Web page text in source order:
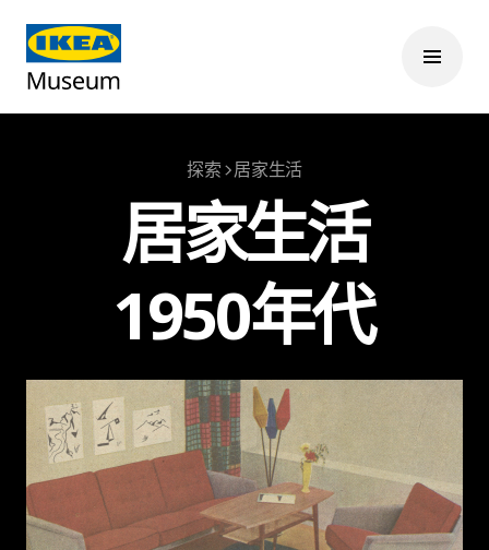
探索 居家生活
居家生活
1950年代